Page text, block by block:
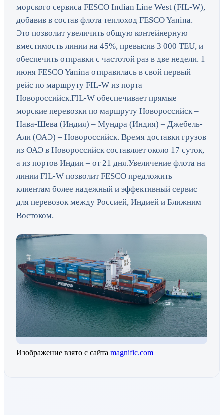
морского сервиса FESCO Indian Line West (FIL-W),
добавив в состав флота теплоход FESCO Yanina.
Это позволит увеличить общую контейнерную
вместимость линии на 45%, превысив 3 000 TEU, и
обеспечить отправки с частотой раз в две недели. 1
июня FESCO Yanina отправилась в свой первый
рейс по маршруту FIL-W из порта
Новороссийск.FIL-W обеспечивает прямые
морские перевозки по маршруту Новороссийск –
Нава-Шева (Индия) – Мундра (Индия) – Джебель-
Али (ОАЭ) – Новороссийск. Время доставки грузов
из ОАЭ в Новороссийск составляет около 17 суток,
а из портов Индии – от 21 дня.Увеличение флота на
линии FIL-W позволит FESCO предложить
клиентам более надежный и эффективный сервис
для перевозок между Россией, Индией и Ближним
Востоком.
Изображение взято с сайта magnific.com